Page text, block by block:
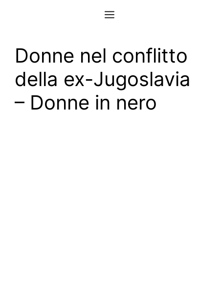
Menu
Donne nel conflitto
della ex-Jugoslavia
– Donne in nero